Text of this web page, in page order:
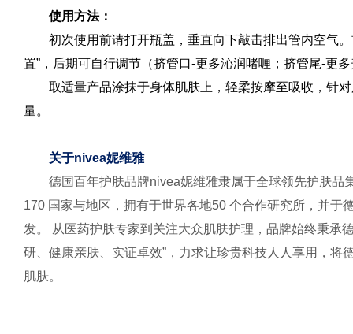
使用方法：
初次使用前请打开瓶盖，垂直向下敲击排出管内空气
置”，后期可自行调节（挤管口-更多沁润啫喱；挤管尾-更
取适量产品涂抹于身体肌肤上，轻柔按摩至吸收，针
量。
关于nivea妮维雅
德国百年护肤品牌nivea妮维雅隶属于全球领先护肤
170 国家与地区，拥有于世界各地50 个合作研究所，并于
发。 从医药护肤专家到关注大众肌肤护理，品牌始终秉承
研、健康亲肤、实证卓效”，力求让珍贵科技人人享用，将
肌肤。